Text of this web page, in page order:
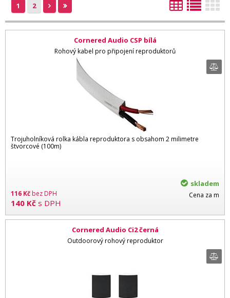
1 2
Cornered Audio CSP bílá
Rohový kabel pro připojení reproduktorů
Trojuholníková rolka kábla reproduktora s obsahom 2 milimetre
štvorcové (100m)
116 Kčbez DPH
140 Kč s DPH
skladem
Cena za m
Cornered Audio Ci2 černá
Outdoorový rohový reproduktor